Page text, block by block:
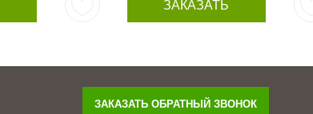
ЗАКАЗАТЬ
ЗАКАЗАТЬ ОБРАТНЫЙ ЗВОНОК